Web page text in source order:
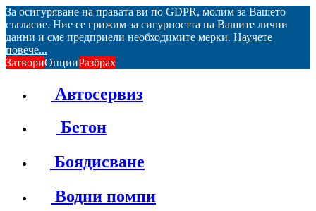
За осигуряване на правата ви по GDPR, молим за Вашето
съгласие. Ние се грижим за сигурността на Вашите лични
данни и сме предприели необходимите мерки. Научете
повече...
ЗатвориОпцииРазбрах
Автосервиз
Бетон
Боядисване
Водни помпи